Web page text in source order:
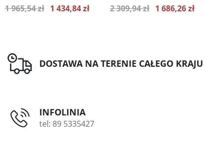
1 965,54 zł 1 434,84 zł
2 309,94 zł 1 686,26 zł
DOSTAWA NA TERENIE CAŁEGO KRAJU
INFOLINIA
tel: 89 5335427